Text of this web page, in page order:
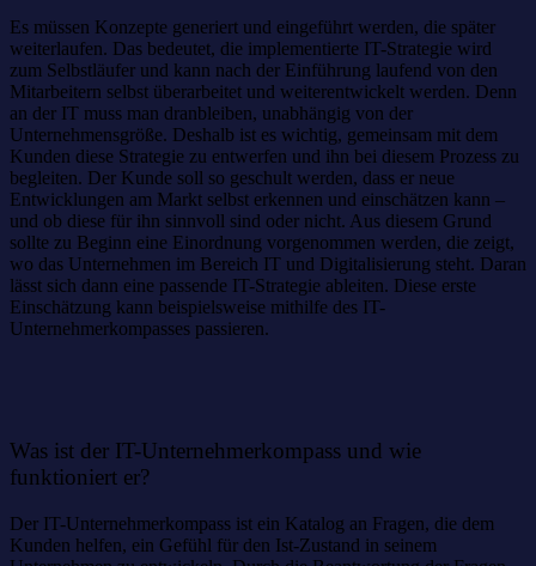
Es müssen Konzepte generiert und eingeführt werden, die später
weiterlaufen. Das bedeutet, die implementierte IT-Strategie wird
zum Selbstläufer und kann nach der Einführung laufend von den
Mitarbeitern selbst überarbeitet und weiterentwickelt werden. Denn
an der IT muss man dranbleiben, unabhängig von der
Unternehmensgröße. Deshalb ist es wichtig, gemeinsam mit dem
Kunden diese Strategie zu entwerfen und ihn bei diesem Prozess zu
begleiten. Der Kunde soll so geschult werden, dass er neue
Entwicklungen am Markt selbst erkennen und einschätzen kann –
und ob diese für ihn sinnvoll sind oder nicht. Aus diesem Grund
sollte zu Beginn eine Einordnung vorgenommen werden, die zeigt,
wo das Unternehmen im Bereich IT und Digitalisierung steht. Daran
lässt sich dann eine passende IT-Strategie ableiten. Diese erste
Einschätzung kann beispielsweise mithilfe des IT-
Unternehmerkompasses passieren.
Was ist der IT-Unternehmerkompass und wie
funktioniert er?
Der IT-Unternehmerkompass ist ein Katalog an Fragen, die dem
Kunden helfen, ein Gefühl für den Ist-Zustand in seinem